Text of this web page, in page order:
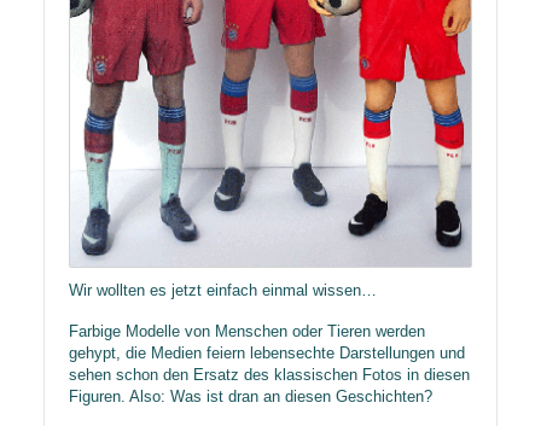
Wir wollten es jetzt einfach einmal wissen…
Farbige Modelle von Menschen oder Tieren werden
gehypt, die Medien feiern lebensechte Darstellungen und
sehen schon den Ersatz des klassischen Fotos in diesen
Figuren. Also: Was ist dran an diesen Geschichten?